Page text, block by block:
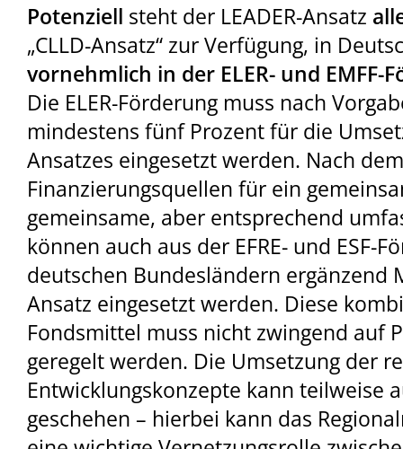
Potenziell steht der LEADER-Ansatz
„CLLD-Ansatz“ zur Verfügung, in
vornehmlich in der ELER- und EMFF-
Die ELER-Förderung muss nach
mindestens fünf Prozent für die
Ansatzes eingesetzt werden. Nach
Finanzierungsquellen für ein
gemeinsame, aber entsprechend
können auch aus der EFRE- und ESF-
deutschen Bundesländern ergänzend
Ansatz eingesetzt werden. Diese
Fondsmittel muss nicht zwingend auf
geregelt werden. Die Umsetzung der
Entwicklungskonzepte kann teilweise
geschehen – hierbei kann das